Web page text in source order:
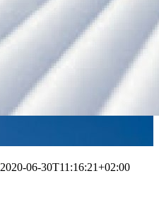
2020-06-30T11:16:21+02:00